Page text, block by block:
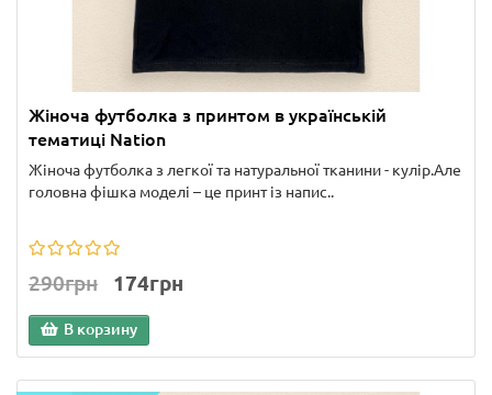
Жіноча футболка з принтом в українській
тематиці Nation
Жіноча футболка з легкої та натуральної тканини - кулір.Але
головна фішка моделі – це принт із напис..
290грн 174грн
В корзину